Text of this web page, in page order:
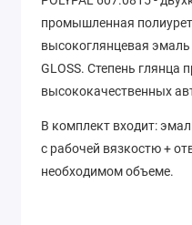
промышленная
высокоглянцевая эмаль
GLOSS. Степень глянца
высококачественных
В комплект входит:
с рабочей вязкостю +
необходимом объеме.